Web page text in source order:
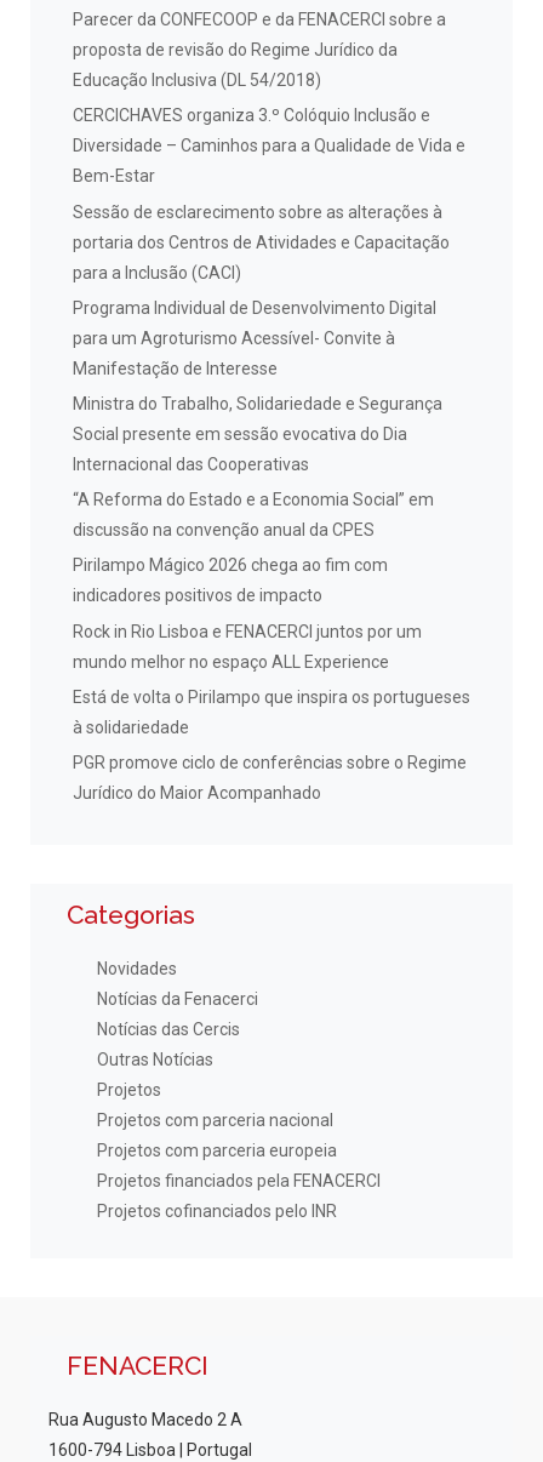
Parecer da CONFECOOP e da FENACERCI sobre a
proposta de revisão do Regime Jurídico da
Educação Inclusiva (DL 54/2018)
CERCICHAVES organiza 3.º Colóquio Inclusão e
Diversidade – Caminhos para a Qualidade de Vida e
Bem-Estar
Sessão de esclarecimento sobre as alterações à
portaria dos Centros de Atividades e Capacitação
para a Inclusão (CACI)
Programa Individual de Desenvolvimento Digital
para um Agroturismo Acessível- Convite à
Manifestação de Interesse
Ministra do Trabalho, Solidariedade e Segurança
Social presente em sessão evocativa do Dia
Internacional das Cooperativas
“A Reforma do Estado e a Economia Social” em
discussão na convenção anual da CPES
Pirilampo Mágico 2026 chega ao fim com
indicadores positivos de impacto
Rock in Rio Lisboa e FENACERCI juntos por um
mundo melhor no espaço ALL Experience
Está de volta o Pirilampo que inspira os portugueses
à solidariedade
PGR promove ciclo de conferências sobre o Regime
Jurídico do Maior Acompanhado
Categorias
Novidades
Notícias da Fenacerci
Notícias das Cercis
Outras Notícias
Projetos
Projetos com parceria nacional
Projetos com parceria europeia
Projetos financiados pela FENACERCI
Projetos cofinanciados pelo INR
FENACERCI
Rua Augusto Macedo 2 A
1600-794 Lisboa | Portugal